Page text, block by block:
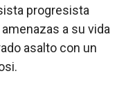
progresista
a su vida
asalto con un